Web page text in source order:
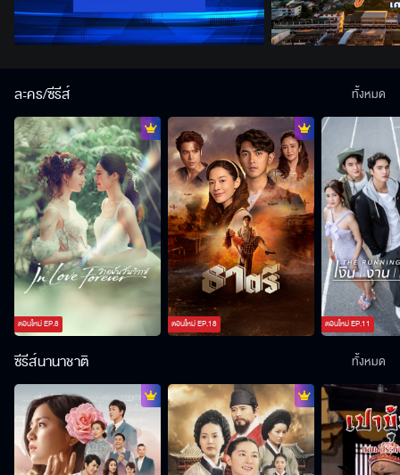
ละคร/ซีรีส์
ตอนใหม่EP.8 ตอนใหม่EP.18 ตอนใหม่EP.11
ทั้งหมด
ซีรีส์นานาชาติ ทั้งหมด